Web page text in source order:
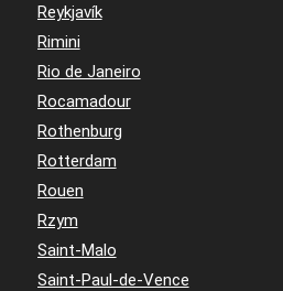
Reykjavík
Rimini
Rio de Janeiro
Rocamadour
Rothenburg
Rotterdam
Rouen
Rzym
Saint-Malo
Saint-Paul-de-Vence